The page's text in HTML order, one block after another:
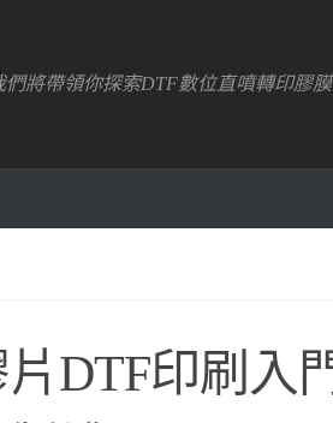
將帶領你探索DTF數位直噴轉印膠
DTF印刷入